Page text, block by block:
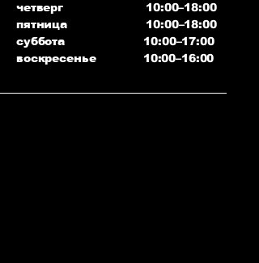
четверг 10:00–18:00
пятница 10:00–18:00
суббота 10:00–17:00
воскресенье 10:00–16:00